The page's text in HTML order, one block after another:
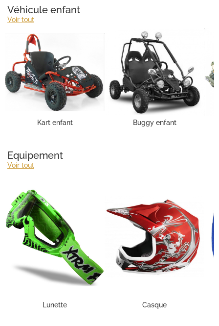
Véhicule enfant
Voir tout
Kart enfant Buggy enfant
Equipement
Voir tout
Lunette Casque